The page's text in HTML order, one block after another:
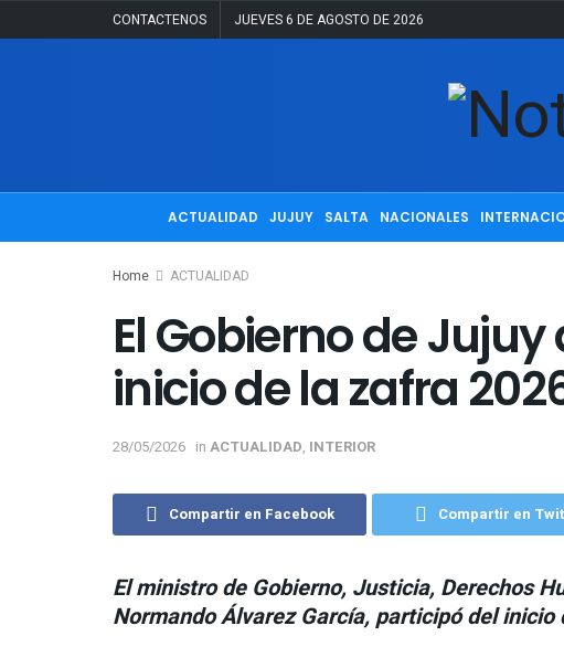
CONTACTENOS JUEVES 6 DE AGOSTO DE 2026
ACTUALIDAD JUJUY SALTA NACIONALES
Home ACTUALIDAD
El Gobierno de
inicio de la zafra
28/05/2026 in ACTUALIDAD, INTERIOR
Compartir en Facebook Compartir en
El ministro de Gobierno, Justicia, Derechos
Normando Álvarez García, participó del